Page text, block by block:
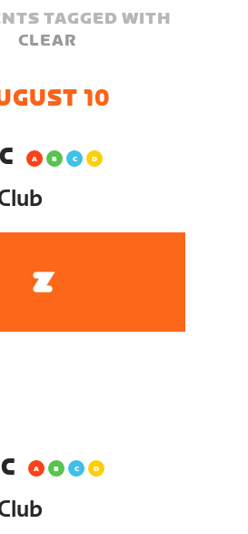
TAGGED WITH
CLEAR
10